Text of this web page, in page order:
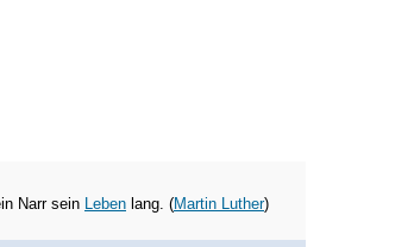
Narr sein Leben lang. (Martin Luther)